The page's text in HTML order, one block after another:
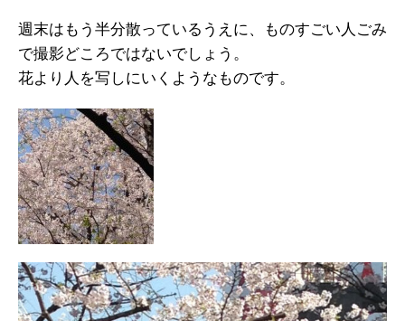
週末はもう半分散っているうえに、ものすごい人ごみ
で撮影どころではないでしょう。
花より人を写しにいくようなものです。